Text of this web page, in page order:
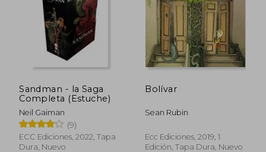
Sandman - la Saga
Completa (Estuche)
Neil Gaiman
(9)
ECC Ediciones, 2022, Tapa
Dura, Nuevo
Bolívar
Sean Rubin
Ecc Ediciones, 2019, 1
Edición, Tapa Dura, Nuevo